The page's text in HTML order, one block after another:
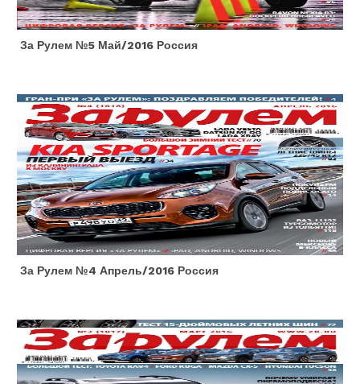
За Рулем №5 Май/2016 Россия
За Рулем №4 Апрель/2016 Россия